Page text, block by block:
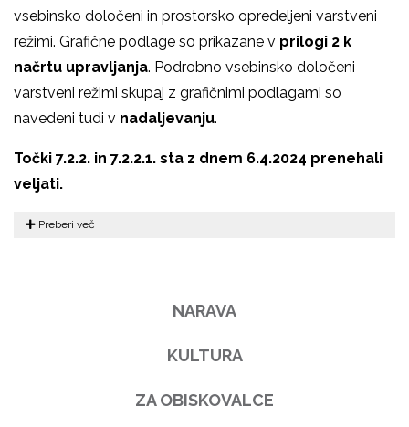
vsebinsko določeni in prostorsko opredeljeni varstveni
režimi. Grafične podlage so prikazane v prilogi 2 k
načrtu upravljanja. Podrobno vsebinsko določeni
varstveni režimi skupaj z grafičnimi podlagami so
navedeni tudi v nadaljevanju.
Točki 7.2.2. in 7.2.2.1. sta z dnem 6.4.2024 prenehali
veljati.
Preberi več
NARAVA
KULTURA
ZA OBISKOVALCE